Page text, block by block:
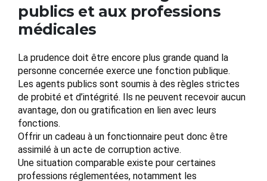
publics et aux professions
médicales
La prudence doit être encore plus grande quand la
personne concernée exerce une fonction publique.
Les agents publics sont soumis à des règles strictes
de probité et d’intégrité. Ils ne peuvent recevoir aucun
avantage, don ou gratification en lien avec leurs
fonctions.
Offrir un cadeau à un fonctionnaire peut donc être
assimilé à un acte de corruption active.
Une situation comparable existe pour certaines
professions réglementées, notamment les